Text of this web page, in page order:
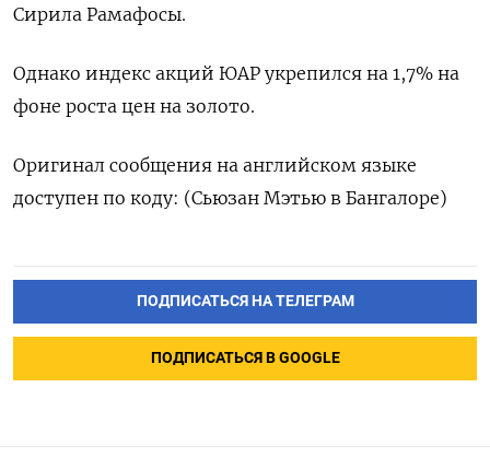
Сирила Рамафосы.
Однако индекс акций ЮАР укрепился на 1,7% на
фоне роста цен на золото.
Оригинал сообщения на английском языке
доступен по коду: (Сьюзан Мэтью в Бангалоре)
ПОДПИСАТЬСЯ НА ТЕЛЕГРАМ
ПОДПИСАТЬСЯ В GOOGLE